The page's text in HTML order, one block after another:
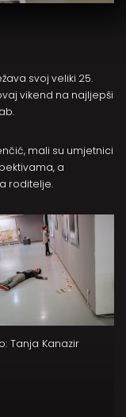
svoj veliki 25.
vikend na najljepši
mali su umjetnici
a
roditelje.
Tanja Kanazir